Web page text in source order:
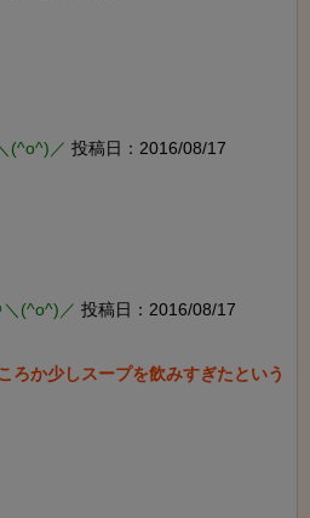
(^o^)／ 投稿日：2016/08/17
＼(^o^)／ 投稿日：2016/08/17
ろか少しスープを飲みすぎたという